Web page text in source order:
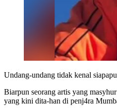
Undang-undang tidak kenal
Biarpun seorang artis yang
yang kini dita-han di penj4ra